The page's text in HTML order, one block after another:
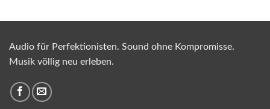
Audio für Perfektionisten. Sound ohne Kompromisse.
Musik völlig neu erleben.